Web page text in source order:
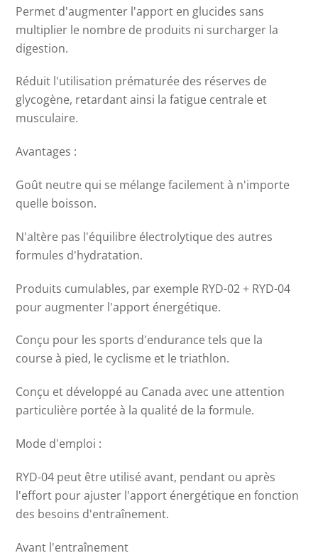
Permet d'augmenter l'apport en glucides sans
multiplier le nombre de produits ni surcharger la
digestion.
Réduit l'utilisation prématurée des réserves de
glycogène, retardant ainsi la fatigue centrale et
musculaire.
Avantages :
Goût neutre qui se mélange facilement à n'importe
quelle boisson.
N'altère pas l'équilibre électrolytique des autres
formules d'hydratation.
Produits cumulables, par exemple RYD-02 + RYD-04
pour augmenter l'apport énergétique.
Conçu pour les sports d'endurance tels que la
course à pied, le cyclisme et le triathlon.
Conçu et développé au Canada avec une attention
particulière portée à la qualité de la formule.
Mode d'emploi :
RYD-04 peut être utilisé avant, pendant ou après
l'effort pour ajuster l'apport énergétique en fonction
des besoins d'entraînement.
Avant l'entraînement